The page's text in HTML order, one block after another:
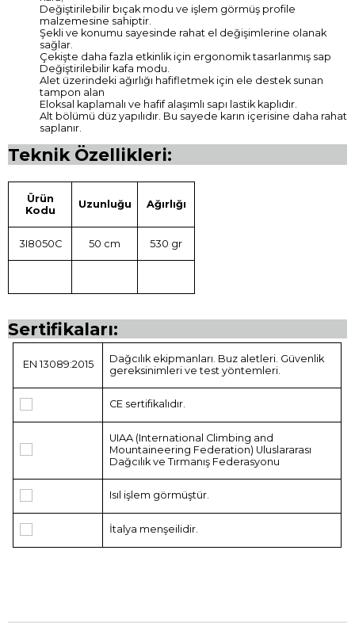
Değiştirilebilir bıçak modu ve işlem görmüş profile
malzemesine sahiptir.
Şekli ve konumu sayesinde rahat el değişimlerine olanak
sağlar.
Çekişte daha fazla etkinlik için ergonomik tasarlanmış sap
Değiştirilebilir kafa modu.
Alet üzerindeki ağırlığı hafifletmek için ele destek sunan
tampon alan
Eloksal kaplamalı ve hafif alaşımlı sapı lastik kaplıdır.
Alt bölümü düz yapılıdır. Bu sayede karın içerisine daha rahat
saplanır.
Teknik Özellikleri:
Ürün
Kodu
Uzunluğu Ağırlığı
3I8050C 50 cm 530 gr
Sertifikaları:
EN 13089:2015
Dağcılık ekipmanları. Buz aletleri. Güvenlik
gereksinimleri ve test yöntemleri.
CE sertifikalıdır.
UIAA (International Climbing and
Mountaineering Federation) Uluslararası
Dağcılık ve Tırmanış Federasyonu
Isıl işlem görmüştür.
İtalya menşeilidir.